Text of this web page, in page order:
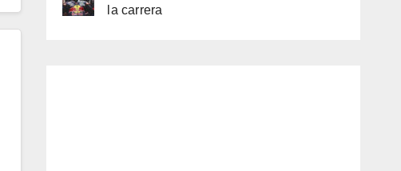
la carrera